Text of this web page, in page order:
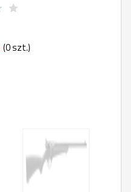
(0szt.)